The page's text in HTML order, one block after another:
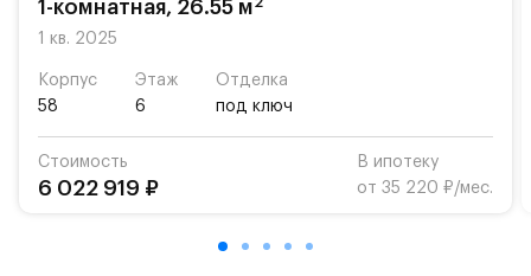
Для автомобилистов — закрытые озеленённые
Территория квартала приватная, въезд
осуществляется по пропускам.#yan19-2r1518102#
1-комнатная, 26.55 м
1 кв. 2025
Корпус
58
Этаж
6
Отделка
под ключ
Стоимость
6 022 919 ₽
В ипотеку
от 35 220 ₽/мес.